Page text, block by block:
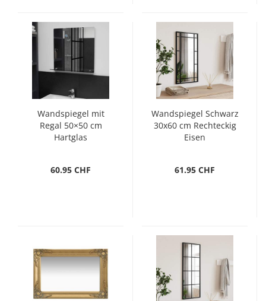
Wandspiegel mit
Regal 50×50 cm
Hartglas
60.95 CHF
Wandspiegel Schwarz
30x60 cm Rechteckig
Eisen
61.95 CHF